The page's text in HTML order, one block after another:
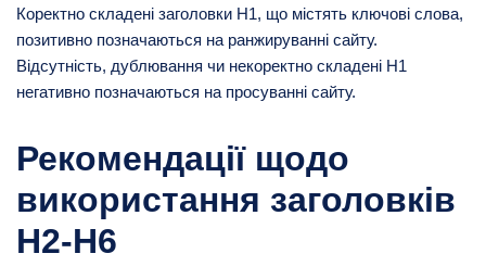
Коректно складені заголовки H1, що містять ключові слова,
позитивно позначаються на ранжируванні сайту.
Відсутність, дублювання чи некоректно складені H1
негативно позначаються на просуванні сайту.
Рекомендації щодо
використання заголовків
H2-H6